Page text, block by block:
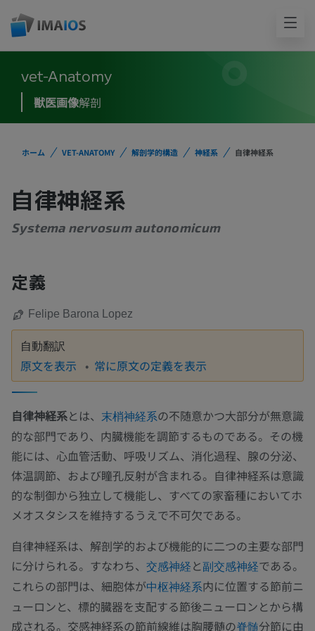
vet-Anatomy
獣医画像解剖
ホーム VET-ANATOMY 解剖学的構造 神経系 自律神経系
自律神経系
Systema nervosum autonomicum
定義
Felipe Barona Lopez
自動翻訳
原文を表示 常に原文の定義を表示
自律神経系とは、 末梢神経系の不随意かつ大部分が無意識
的な部門であり、内臓機能を調節するものである。その機
能には、心血管活動、呼吸リズム、消化過程、腺の分泌、
体温調節、および瞳孔反射が含まれる。自律神経系は意識
的な制御から独立して機能し、すべての家畜種においてホ
メオスタシスを維持するうえで不可欠である。
自律神経系は、解剖学的および機能的に二つの主要な部門
に分けられる。すなわち、 交感神経と副交感神経である。
これらの部門は、細胞体が中枢神経系内に位置する節前ニ
ューロンと、標的臓器を支配する節後ニューロンとから構
成される。交感神経系の節前線維は胸腰髄の脊髄分節に由